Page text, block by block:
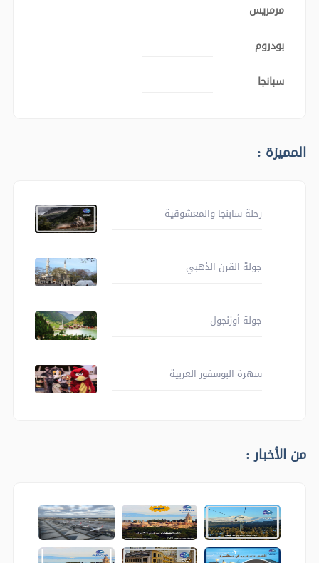
مرمريس
بودروم
سبانجا
المميزة :
رحلة سابنجا والمعشوقية
جولة القرن الذهبي
جولة أوزنجول
سهرة البوسفور العربية
من الأخبار :